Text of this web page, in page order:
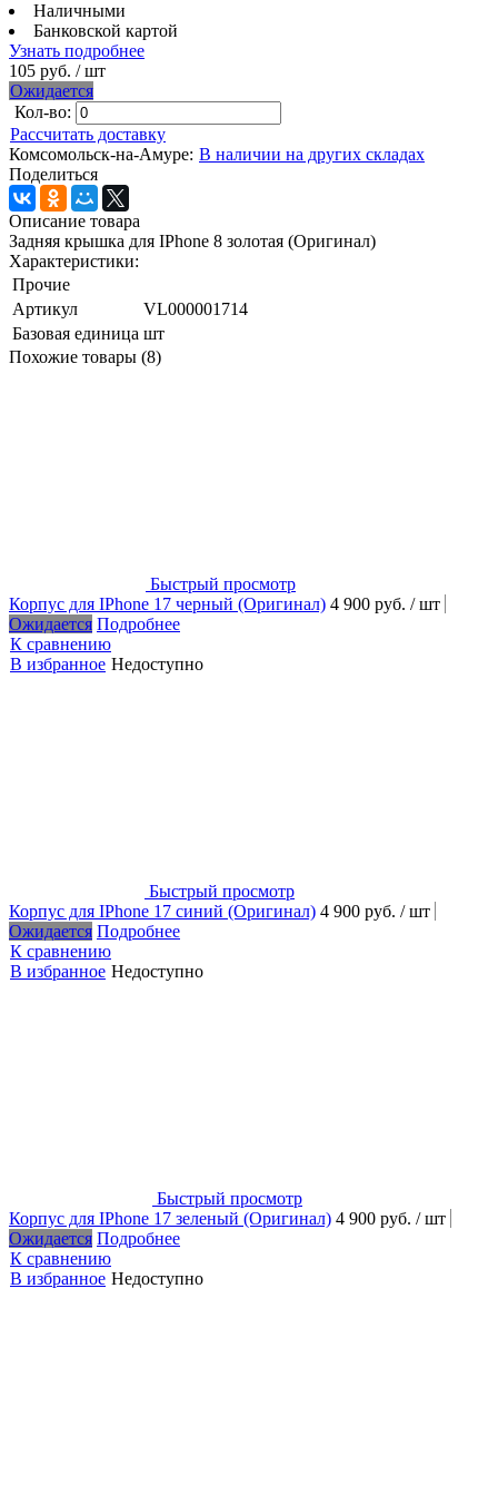
Наличными
Банковской картой
Узнать подробнее
105 руб. / шт
Ожидается
Кол-во:
Рассчитать доставку
Комсомольск-на-Амуре: В наличии на других складах
Поделиться
Описание товара
Задняя крышка для IPhone 8 золотая (Оригинал)
Характеристики:
Прочие
Артикул
VL000001714
Базовая единица шт
Похожие товары (8)
Быстрый просмотр
Корпус для IPhone 17 черный (Оригинал) 4 900 руб. / шт
Ожидается Подробнее
К сравнению
В избранное Недоступно
Быстрый просмотр
Корпус для IPhone 17 синий (Оригинал) 4 900 руб. / шт
Ожидается Подробнее
К сравнению
В избранное Недоступно
Быстрый просмотр
Корпус для IPhone 17 зеленый (Оригинал) 4 900 руб. / шт
Ожидается Подробнее
К сравнению
В избранное Недоступно